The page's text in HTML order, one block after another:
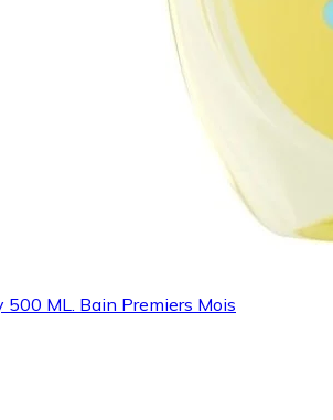
500 ML. Bain Premiers Mois